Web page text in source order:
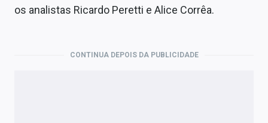
os analistas Ricardo Peretti e Alice Corrêa.
CONTINUA DEPOIS DA PUBLICIDADE